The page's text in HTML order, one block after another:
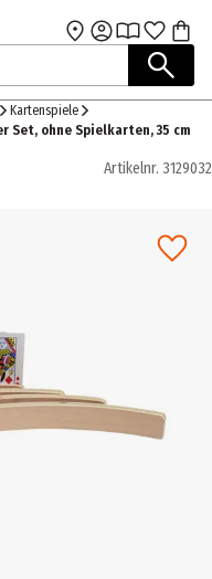
Hauptinhalt
Kartenspiele
Set, ohne Spielkarten, 35 cm
Artikelnr. 3129032